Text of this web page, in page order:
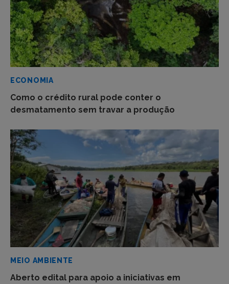
ECONOMIA
Como o crédito rural pode conter o
desmatamento sem travar a produção
MEIO AMBIENTE
Aberto edital para apoio a iniciativas em